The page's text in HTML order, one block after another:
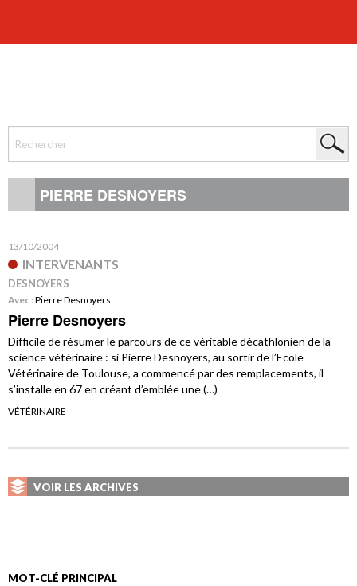
PIERRE DESNOYERS
13/10/2004
INTERVENANTS
DESNOYERS
Avec :Pierre Desnoyers
Pierre Desnoyers
Difficile de résumer le parcours de ce véritable décathlonien de la
science vétérinaire : si Pierre Desnoyers, au sortir de l’Ecole
Vétérinaire de Toulouse, a commencé par des remplacements, il
s’installe en 67 en créant d’emblée une (…)
VÉTÉRINAIRE
VOIR LES ARCHIVES
MOT-CLÉ PRINCIPAL